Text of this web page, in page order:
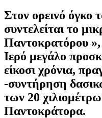
Στον ορεινό όγκο
συντελείται το
Παντοκρατόρου »,
Ιερό μεγάλο
είκοσι χρόνια,
-συντήρηση
των 20
Παντοκράτορα.